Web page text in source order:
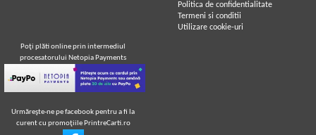
Politica de confidentialitate
Termeni si conditii
Utilizare cookie-uri
Poţi plăti online prin intermediul
procesatorului Netopia Payments
Urmăreşte-ne pe facebook pentru a fi la
curent cu promoţiile PrintreCarti.ro